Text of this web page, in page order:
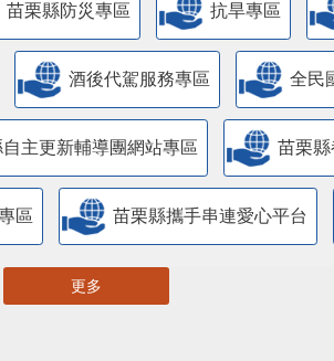
苗栗縣防災專區 抗旱專區
酒後代駕服務專區 全民
主更新輔導團網站專區 苗栗
區 苗栗縣攜手串連愛心平台
更多